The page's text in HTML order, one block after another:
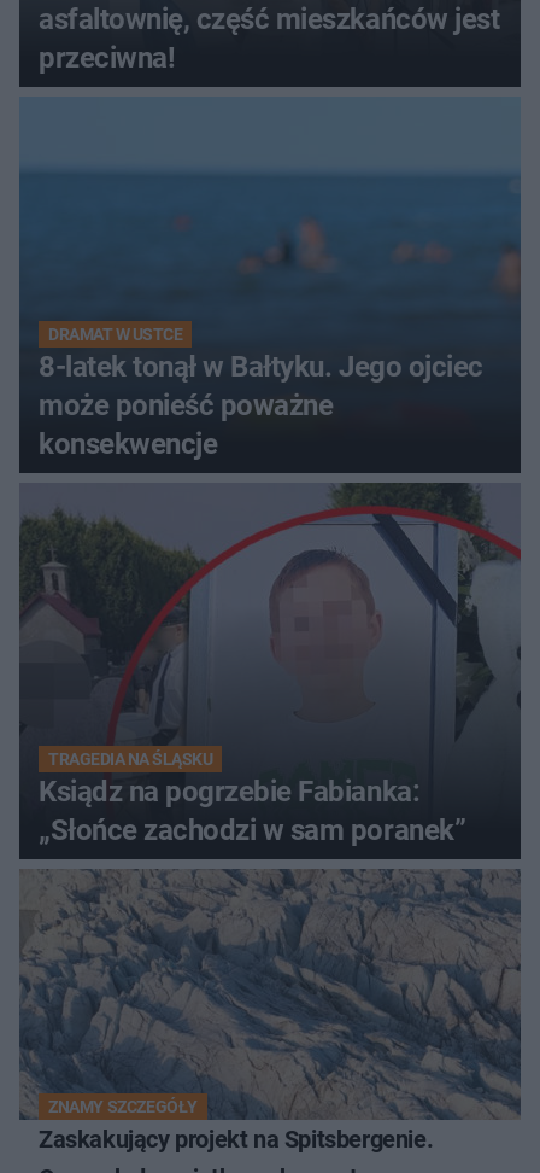
asfaltownię, część mieszkańców jest
przeciwna!
DRAMAT W USTCE
8-latek tonął w Bałtyku. Jego ojciec
może ponieść poważne
konsekwencje
TRAGEDIA NA ŚLĄSKU
Ksiądz na pogrzebie Fabianka:
„Słońce zachodzi w sam poranek”
ZNAMY SZCZEGÓŁY
Zaskakujący projekt na Spitsbergenie.